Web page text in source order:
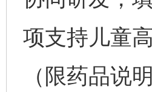
项支持儿童
（限药品说